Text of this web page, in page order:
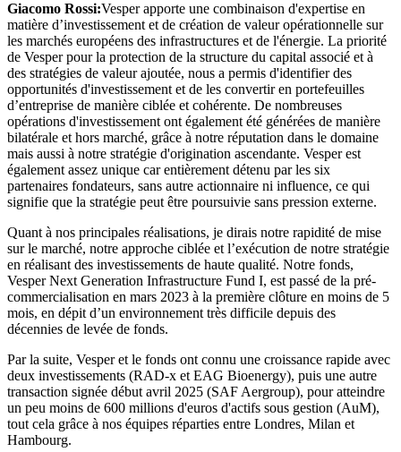
Giacomo Rossi:Vesper apporte une combinaison d'expertise en
matière d’investissement et de création de valeur opérationnelle sur
les marchés européens des infrastructures et de l'énergie. La priorité
de Vesper pour la protection de la structure du capital associé et à
des stratégies de valeur ajoutée, nous a permis d'identifier des
opportunités d'investissement et de les convertir en portefeuilles
d’entreprise de manière ciblée et cohérente. De nombreuses
opérations d'investissement ont également été générées de manière
bilatérale et hors marché, grâce à notre réputation dans le domaine
mais aussi à notre stratégie d'origination ascendante. Vesper est
également assez unique car entièrement détenu par les six
partenaires fondateurs, sans autre actionnaire ni influence, ce qui
signifie que la stratégie peut être poursuivie sans pression externe.
Quant à nos principales réalisations, je dirais notre rapidité de mise
sur le marché, notre approche ciblée et l’exécution de notre stratégie
en réalisant des investissements de haute qualité. Notre fonds,
Vesper Next Generation Infrastructure Fund I, est passé de la pré-
commercialisation en mars 2023 à la première clôture en moins de 5
mois, en dépit d’un environnement très difficile depuis des
décennies de levée de fonds.
Par la suite, Vesper et le fonds ont connu une croissance rapide avec
deux investissements (RAD-x et EAG Bioenergy), puis une autre
transaction signée début avril 2025 (SAF Aergroup), pour atteindre
un peu moins de 600 millions d'euros d'actifs sous gestion (AuM),
tout cela grâce à nos équipes réparties entre Londres, Milan et
Hambourg.